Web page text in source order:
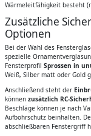
Wärmeleitfähigkeit besteht
Zusätzliche
Optionen
Bei der Wahl des
spezielle
Fensterprofil Sprossen in
Weiß, Silber matt oder Gold
Anschließend steht der
können zusätzlich RC-
Beschläge können je nach
Aufbohrschutz beinhalten.
abschließbaren Fenstergriff